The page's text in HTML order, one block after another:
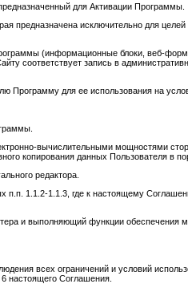
для Активации Программы.
предназначена исключительно для
(информационные блоки, веб-
соответствует запись в
Программу для ее использования на
вычислительными мощностями
копирования данных Пользователя в
редактора.
1.1.2-1.1.3, где к настоящему
и выполняющий функции обеспечения
всех ограничений и условий
настоящего Соглашения.